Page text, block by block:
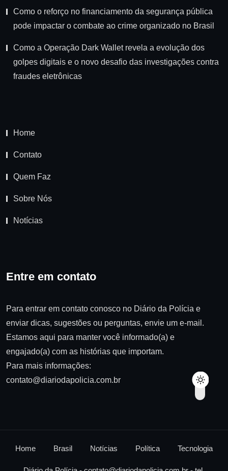
Como o reforço no financiamento da segurança pública
pode impactar o combate ao crime organizado no Brasil
Como a Operação Dark Wallet revela a evolução dos
golpes digitais e o novo desafio das investigações contra
fraudes eletrônicas
Home
Contato
Quem Faz
Sobre Nós
Notícias
Entre em contato
Para entrar em contato conosco no Diário da Polícia e
enviar dicas, sugestões ou perguntas, envie um e-mail.
Estamos aqui para manter você informado(a) e
engajado(a) com as histórias que importam.
Para mais informações:
contato@diariodapolicia.com.br
Home Brasil Notícias Política Tecnologia